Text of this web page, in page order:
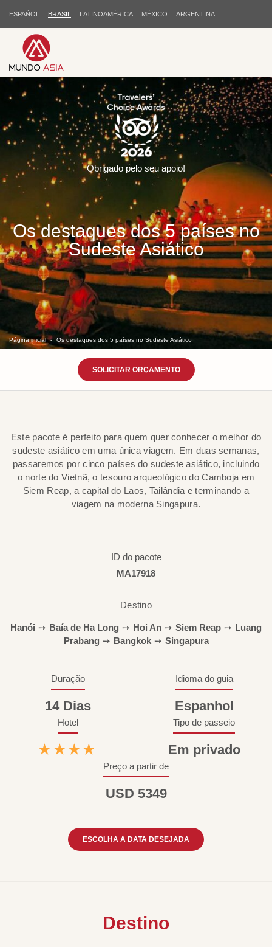
ESPAÑOL BRASIL LATINOAMÉRICA MÉXICO ARGENTINA
Os destaques dos 5 países no
Sudeste Asiático
Página inicial Os destaques dos 5 países no Sudeste Asiático
Obrigado pelo seu apoio!
SOLICITAR ORÇAMENTO
Este pacote é perfeito para quem quer conhecer o melhor do
sudeste asiático em uma única viagem. Em duas semanas,
passaremos por cinco países do sudeste asiático, incluindo
o norte do Vietnã, o tesouro arqueológico do Camboja em
Siem Reap, a capital do Laos, Tailândia e terminando a
viagem na moderna Singapura.
ID do pacote
MA17918
Destino
Hanói ➙ Baía de Ha Long ➙ Hoi An ➙ Siem Reap ➙ Luang
Prabang ➙ Bangkok ➙ Singapura
Duração
14 Dias
Idioma do guia
Espanhol
Hotel
★★★★
Tipo de passeio
Em privado
Preço a partir de
USD 5349
ESCOLHA A DATA DESEJADA
Destino